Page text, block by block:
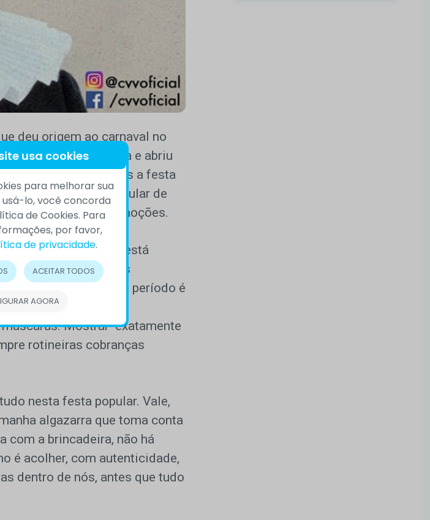
deu origem ao carnaval no
o bloco na rua e abriu
intensos dias. Mas a festa
social para pular de
nós e nas nossas emoções.
“Arlequim está
são apenas alguns
parece festa. Se o período é
ainda que
Mostrar exatamente
rotineiras cobranças
nesta festa popular. Vale,
algazarra que toma conta
com a brincadeira, não há
é acolher, com autenticidade,
dentro de nós, antes que tudo
usa cookies
para melhorar sua
usá-lo, você concorda
de Cookies. Para
por favor,
de privacidade.
ACEITAR TODOS
AGORA